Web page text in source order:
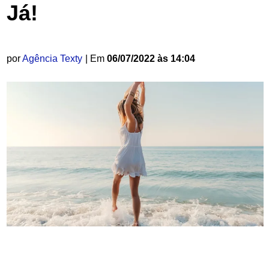
Já!
porAgência Texty | Em 06/07/2022 às 14:04